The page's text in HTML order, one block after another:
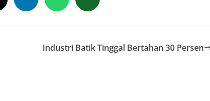
Industri Batik Tinggal Bertahan 30 Persen